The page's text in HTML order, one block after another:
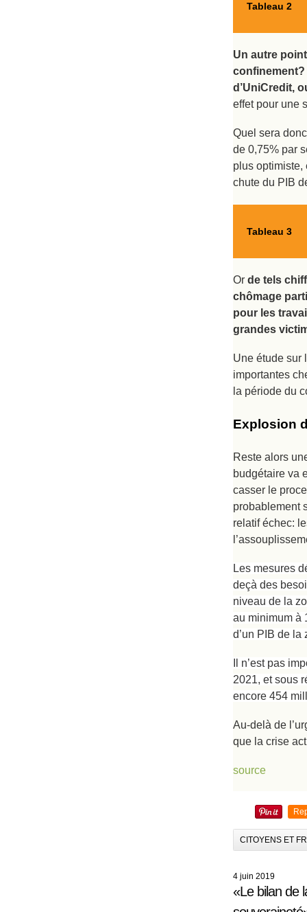
Tableau 2
Un autre
confinement?
d’UniCredit,
effet pour une
Quel sera
de 0,75% par
plus optimiste,
chute du PIB
Tableau 3
Or de tels
chômage
pour les
grandes
Une étude sur
importantes
la période du
Explosion
Reste alors
budgétaire va
casser le
probablement
relatif échec:
Les mesures
deçà des
niveau de la
au minimum à
d’un PIB de la
Il n’est pas
2021, et sous
encore 454
Au-delà de
que la crise
source
CITOYENS ET
4 juin 2019
«Le bilan de